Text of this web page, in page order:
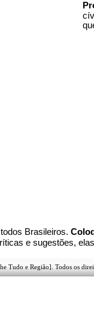
Brasileiros.
e sugestões,
Tudo e Região]. Todos os